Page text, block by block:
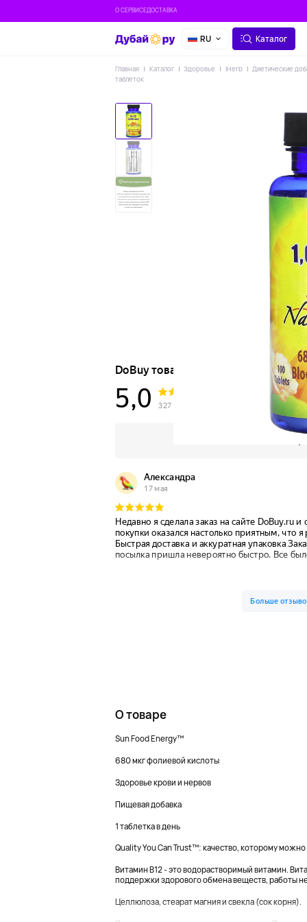
О СЕРВИСЕДОСТАВКА
RU Каталог
Главная Каталог Здоровье IHerb
Диетические
таблеток
О товаре
Sun Food Energy™
680 мкг фолиевой кислоты
Здоровье крови и нервов
Пищевая добавка
1 таблетка в день
Quality You Can Trust™: качество, которому можно
Витамин B12 - это водорастворимый витамин.
поддержки здорового обмена веществ, работы
Целлюлоза, стеарат магния и свекла (сок корня).